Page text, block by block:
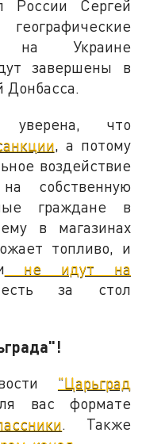
России Сергей
на Украине
завершены в
Донбасса.
что
, а потому
воздействие
собственную
граждане в
в магазинах
топливо, и
не идут на
за стол
"Царьград
вас формате
. Также